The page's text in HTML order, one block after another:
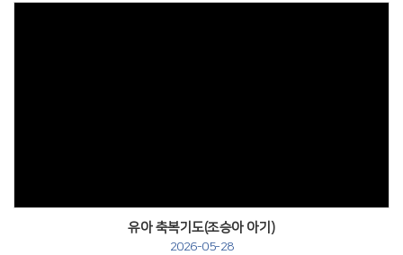
유아 축복기도(조승아 아기)
2026-05-28